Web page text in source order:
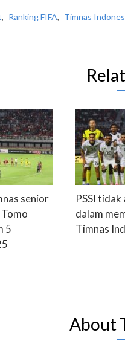
, Ranking FIFA, Timnas
senior
5
PSSI
dalam
Timnas
About